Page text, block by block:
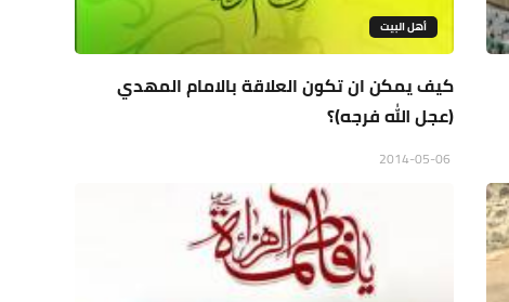
أهل البيت
كيف يمكن ان تكون العلاقة بالامام المهدي
(عجل الله فرجه)؟